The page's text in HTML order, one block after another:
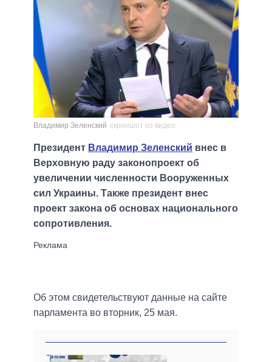
Владимир Зеленский скриншот из видео
Президент Владимир Зеленский внес в
Верховную раду законопроект об
увеличении численности Вооруженных
сил Украины. Также президент внес
проект закона об основах национального
сопротивления.
Об этом свидетельствуют данные на сайте
парламента во вторник, 25 мая.